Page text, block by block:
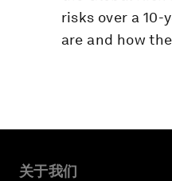
risks over a
are and how
关于我们